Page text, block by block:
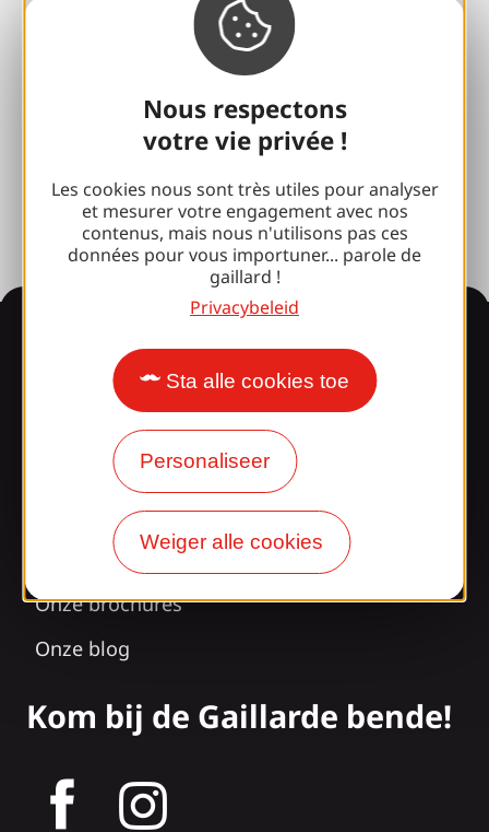
Nous respectons
votre vie privée !
Les cookies nous sont très utiles pour analyser
et mesurer votre engagement avec nos
contenus, mais nous n'utilisons pas ces
données pour vous importuner... parole de
gaillard !
Privacybeleid
Sta alle cookies toe
Personaliseer
Weiger alle cookies
100% Gaillard Club
Fotobibliotheek
Perszaal
Informatie
Verrast door ons
ontwerp?
Onze openingstijden
Toegang en transport
Onze brochures
Onze blog
Kom bij de Gaillarde bende!